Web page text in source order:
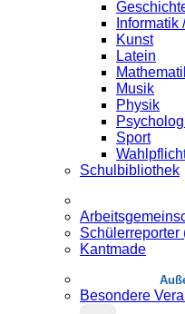
Informatik
Kunst
Latein
Musik
Physik
Sport
Schulbibliothek
Schülerreporter
Kantmade
Besondere